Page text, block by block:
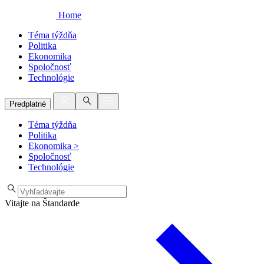
Home
Téma týždňa
Politika
Ekonomika
Spoločnosť
Technológie
Predplatné
Téma týždňa
Politika
Ekonomika >
Spoločnosť
Technológie
Vitajte na Štandarde